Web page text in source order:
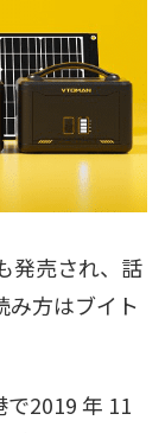
発売され、話
み方はブイト
2019 年 11